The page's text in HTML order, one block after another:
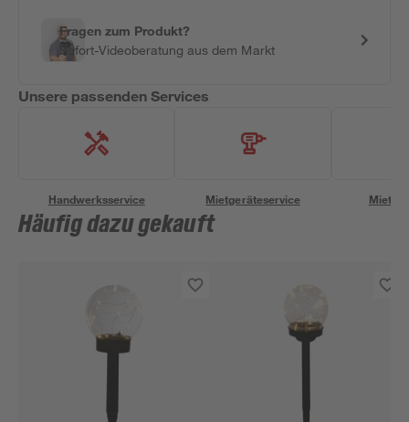
Fragen zum Produkt?
Sofort-Videoberatung aus dem Markt
Unsere passenden Services
Handwerksservice Mietgeräteservice
Häufig dazu gekauft